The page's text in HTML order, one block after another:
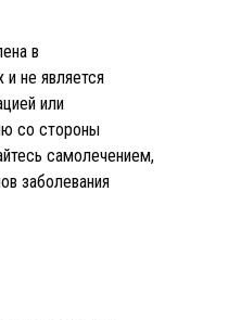
в
и не является
или
со стороны
самолечением,
заболевания